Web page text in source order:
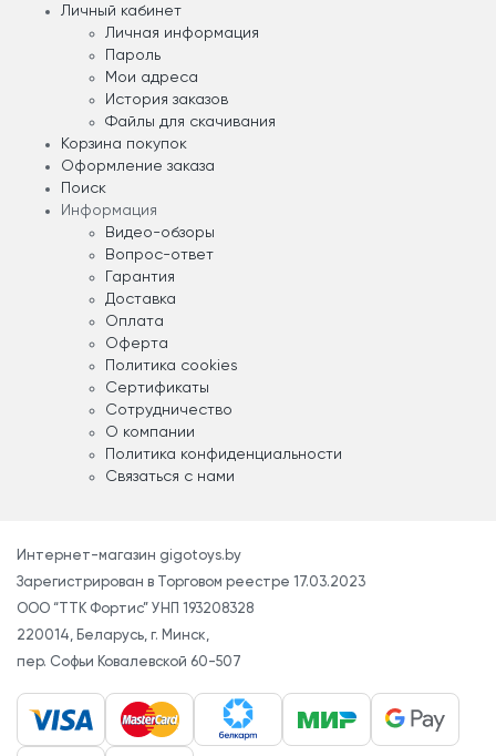
Личный кабинет
Личная информация
Пароль
Мои адреса
История заказов
Файлы для скачивания
Корзина покупок
Оформление заказа
Поиск
Информация
Видео-обзоры
Вопрос-ответ
Гарантия
Доставка
Оплата
Оферта
Политика cookies
Сертификаты
Сотрудничество
О компании
Политика конфиденциальности
Связаться с нами
Интернет-магазин gigotoys.by
Зарегистрирован в Торговом реестре 17.03.2023
ООО “ТТК Фортис” УНП 193208328
220014, Беларусь, г. Минск,
пер. Софьи Ковалевской 60-507